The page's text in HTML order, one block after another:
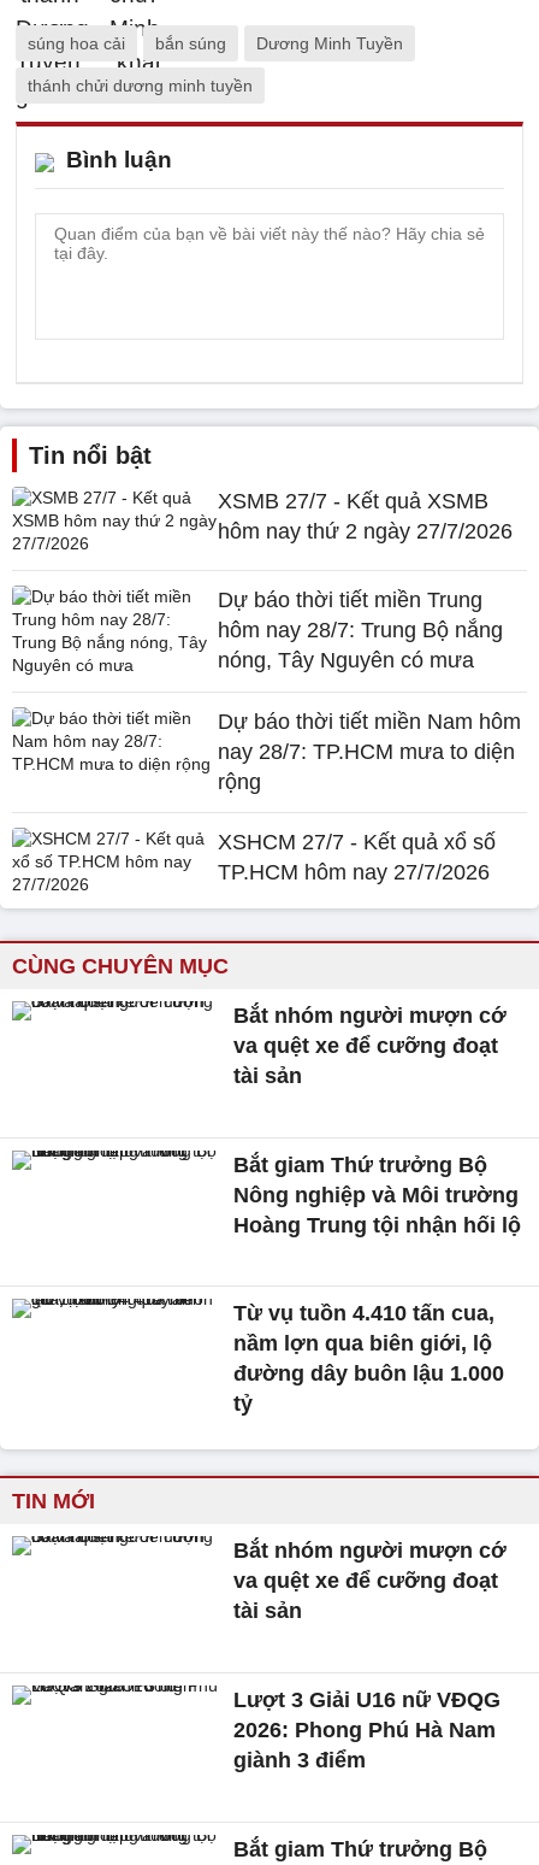
súng hoa cải bắn súng Dương Minh Tuyền
thánh chửi dương minh tuyền
Bình luận
Tin nổi bật
XSMB 27/7 - Kết quả XSMB
hôm nay thứ 2 ngày 27/7/2026
Dự báo thời tiết miền Trung
hôm nay 28/7: Trung Bộ nắng
nóng, Tây Nguyên có mưa
Dự báo thời tiết miền Nam hôm
nay 28/7: TP.HCM mưa to diện
rộng
XSHCM 27/7 - Kết quả xổ số
TP.HCM hôm nay 27/7/2026
CÙNG CHUYÊN MỤC
Bắt nhóm người mượn cớ
va quệt xe để cưỡng đoạt
tài sản
Bắt giam Thứ trưởng Bộ
Nông nghiệp và Môi trường
Hoàng Trung tội nhận hối lộ
Từ vụ tuồn 4.410 tấn cua,
nầm lợn qua biên giới, lộ
đường dây buôn lậu 1.000
tỷ
TIN MỚI
Bắt nhóm người mượn cớ
va quệt xe để cưỡng đoạt
tài sản
Lượt 3 Giải U16 nữ VĐQG
2026: Phong Phú Hà Nam
giành 3 điểm
Bắt giam Thứ trưởng Bộ